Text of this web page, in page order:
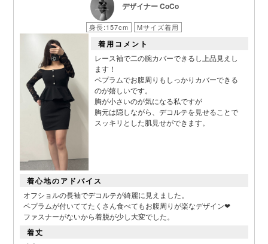
■スペック表
デザイナー CoCo
身長:157cm Mサイズ着用
着用コメント
レース袖で二の腕カバーできるし上品見えし
ます！
ペプラムでお腹周りもしっかりカバーできる
のが嬉しいです。
胸が小さいのが気になる私ですが
胸元は隠しながら、デコルテを見せることで
スッキリとした肌見せができます。
着心地のアドバイス
オフショルの長袖でデコルテが綺麗に見えました。
ペプラムが付いててたくさん食べてもお腹周りが楽なデザイン❤︎
ファスナーがないから着脱が少し大変でした。
着丈